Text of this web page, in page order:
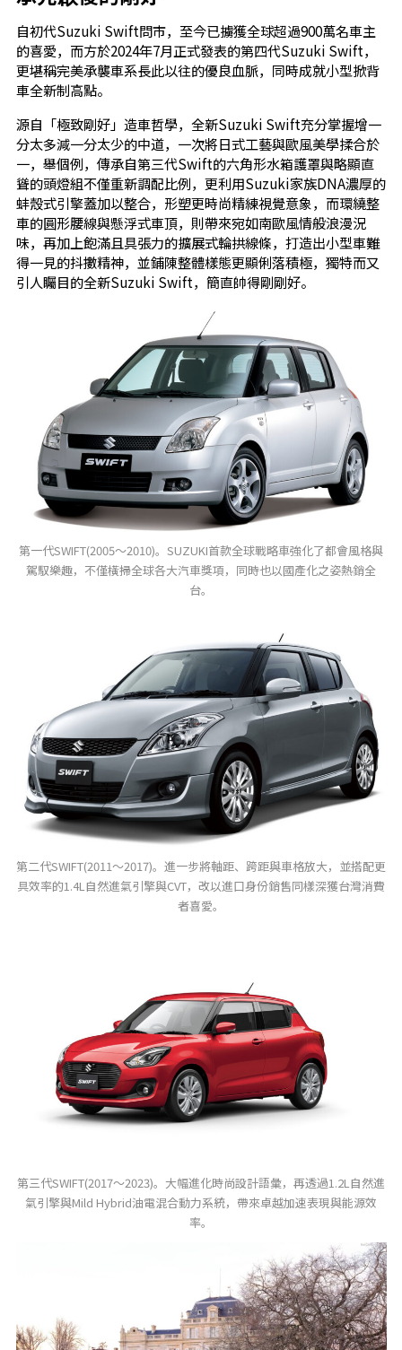
自初代Suzuki Swift問市，至今已擄獲全球超過900萬名車主
的喜愛，而方於2024年7月正式發表的第四代Suzuki Swift，
更堪稱完美承襲車系長此以往的優良血脈，同時成就小型掀背
車全新制高點。
源自「極致剛好」造車哲學，全新Suzuki Swift充分掌握增一
分太多減一分太少的中道，一次將日式工藝與歐風美學揉合於
一，舉個例，傳承自第三代Swift的六角形水箱護罩與略顯直
聳的頭燈組不僅重新調配比例，更利用Suzuki家族DNA濃厚的
蚌殼式引擎蓋加以整合，形塑更時尚精練視覺意象，而環繞整
車的圓形腰線與懸浮式車頂，則帶來宛如南歐風情般浪漫況
味，再加上飽滿且具張力的擴展式輪拱線條，打造出小型車難
得一見的抖擻精神，並鋪陳整體樣態更顯俐落積極，獨特而又
引人矚目的全新Suzuki Swift，簡直帥得剛剛好。
第一代SWIFT(2005～2010)。SUZUKI首款全球戰略車強化了都會風格與
駕馭樂趣，不僅橫掃全球各大汽車獎項，同時也以國產化之姿熱銷全
台。
第二代SWIFT(2011～2017)。進一步將軸距、跨距與車格放大，並搭配更
具效率的1.4L自然進氣引擎與CVT，改以進口身份銷售同樣深獲台灣消費
者喜愛。
第三代SWIFT(2017～2023)。大幅進化時尚設計語彙，再透過1.2L自然進
氣引擎與Mild Hybrid油電混合動力系統，帶來卓越加速表現與能源效
率。